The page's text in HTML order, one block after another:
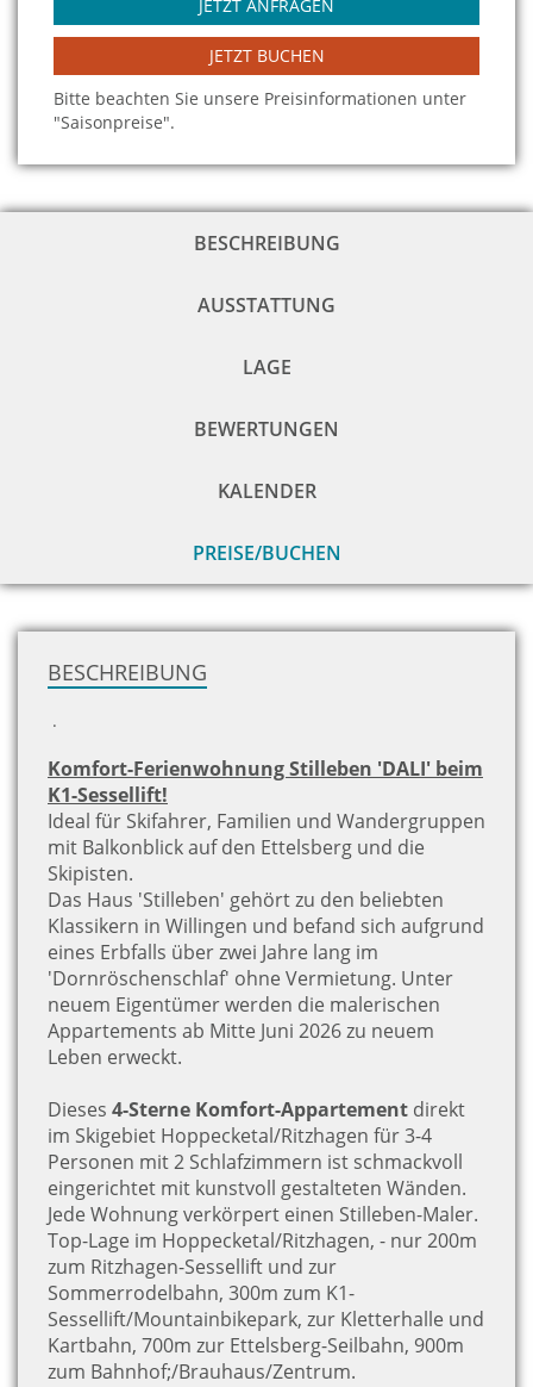
JETZT ANFRAGEN
JETZT BUCHEN
Bitte beachten Sie unsere Preisinformationen unter
"Saisonpreise".
BESCHREIBUNG
AUSSTATTUNG
LAGE
BEWERTUNGEN
KALENDER
PREISE/BUCHEN
BESCHREIBUNG
.
Komfort-Ferienwohnung Stilleben 'DALI' beim
K1-Sessellift!
Ideal für Skifahrer, Familien und Wandergruppen
mit Balkonblick auf den Ettelsberg und die
Skipisten.
Das Haus 'Stilleben' gehört zu den beliebten
Klassikern in Willingen und befand sich aufgrund
eines Erbfalls über zwei Jahre lang im
'Dornröschenschlaf' ohne Vermietung. Unter
neuem Eigentümer werden die malerischen
Appartements ab Mitte Juni 2026 zu neuem
Leben erweckt.
Dieses 4-Sterne Komfort-Appartement direkt
im Skigebiet Hoppecketal/Ritzhagen für 3-4
Personen mit 2 Schlafzimmern ist schmackvoll
eingerichtet mit kunstvoll gestalteten Wänden.
Jede Wohnung verkörpert einen Stilleben-Maler.
Top-Lage im Hoppecketal/Ritzhagen, - nur 200m
zum Ritzhagen-Sessellift und zur
Sommerrodelbahn, 300m zum K1-
Sessellift/Mountainbikepark, zur Kletterhalle und
Kartbahn, 700m zur Ettelsberg-Seilbahn, 900m
zum Bahnhof;/Brauhaus/Zentrum.